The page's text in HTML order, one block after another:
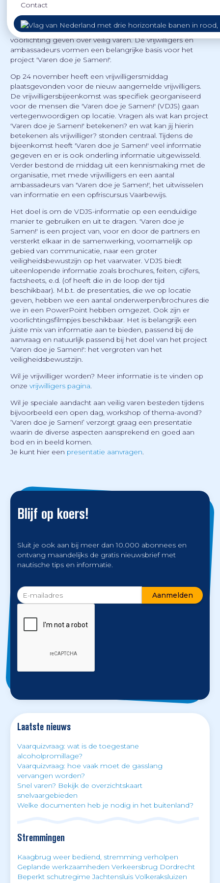
Contact
Ook in het winterseizoen zijn we druk bezig met het actief
voorlichting geven over veilig varen. De vrijwilligers en
ambassadeurs vormen een belangrijke basis voor het
project 'Varen doe je Samen!'.
Op 24 november heeft een vrijwilligersmiddag
plaatsgevonden voor de nieuw aangemelde vrijwilligers.
De vrijwilligersbijeenkomst was specifiek georganiseerd
voor de mensen die 'Varen doe je Samen!' (VDJS) gaan
vertegenwoordigen op locatie. Vragen als wat kan project
'Varen doe je Samen!' betekenen? en wat kan jij hierin
betekenen als vrijwilliger? stonden centraal. Tijdens de
bijeenkomst heeft 'Varen doe je Samen!' veel informatie
gegeven en er is ook onderling informatie uitgewisseld.
Verder bestond de middag uit een kennismaking met de
organisatie, met mede vrijwilligers en een aantal
ambassadeurs van 'Varen doe je Samen!', het uitwisselen
van informatie en een opfriscursus Vaarbewijs.
Het doel is om de VDJS-informatie op een eenduidige
manier te gebruiken en uit te dragen. 'Varen doe je
Samen!' is een project van, voor en door de partners en
versterkt elkaar in de samenwerking, voornamelijk op
gebied van communicatie, naar een groter
veiligheidsbewustzijn op het vaarwater. VDJS biedt
uiteenlopende informatie zoals brochures, feiten, cijfers,
factsheets, e.d. (of heeft die in de loop der tijd
beschikbaar). M.b.t. de presentaties, die we op locatie
geven, hebben we een aantal onderwerpen/brochures die
we in een PowerPoint hebben omgezet. Ook zijn er
voorlichtingsfilmpjes beschikbaar. Het is belangrijk een
juiste mix van informatie aan te bieden, passend bij de
aanvraag en natuurlijk passend bij het doel van het project
'Varen doe je Samen!': het vergroten van het
veiligheidsbewustzijn.
Wil je vrijwilliger worden? Meer informatie is te vinden op
onze vrijwilligers pagina
Wil je speciale aandacht aan veilig varen besteden tijdens
bijvoorbeeld een open dag, workshop of thema-avond?
‘Varen doe je Samen!’ verzorgt graag een presentatie
waarin de diverse aspecten aansprekend en goed aan
bod en in beeld komen.
Je kunt hier een presentatie aanvragen
Blijf op koers!
Sluit je ook aan bij meer dan 10.000 abonnees en
ontvang maandelijks de gratis nieuwsbrief met
nautische tips en informatie.
Laatste nieuws
Vaarquizvraag: wat is de toegestane
alcoholpromillage?
Vaarquizvraag: hoe vaak moet de gasslang
vervangen worden?
Snel varen? Bekijk de overzichtskaart
snelvaargebieden
Welke documenten heb je nodig in het buitenland?
Stremmingen
Kaagbrug weer bediend, stremming verholpen
Geplande werkzaamheden Verkeersbrug Dordrecht
Beperkt schutregime Jachtensluis Volkeraksluizen